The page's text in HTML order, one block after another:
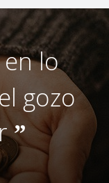
lo
gozo
”